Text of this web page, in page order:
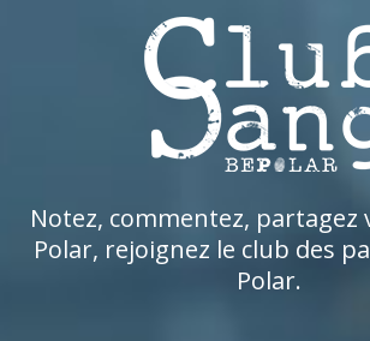
Notez, commentez, partagez
Polar, rejoignez le club des
Polar.